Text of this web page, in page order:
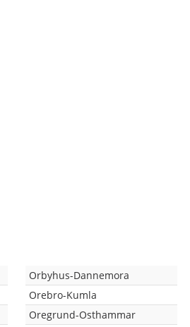
Orbyhus-Dannemora
Orebro-Kumla
Oregrund-Osthammar